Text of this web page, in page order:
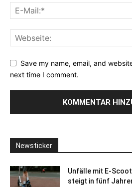
Save my name, email, and
next time I comment.
Newsticker
Unfälle mit E-
steigt in fünf